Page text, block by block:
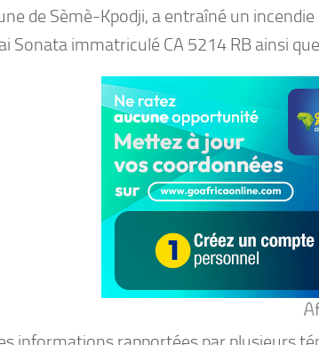
de Sèmè-Kpodji, a entraîné un
Sonata immatriculé CA 5214 RB ainsi